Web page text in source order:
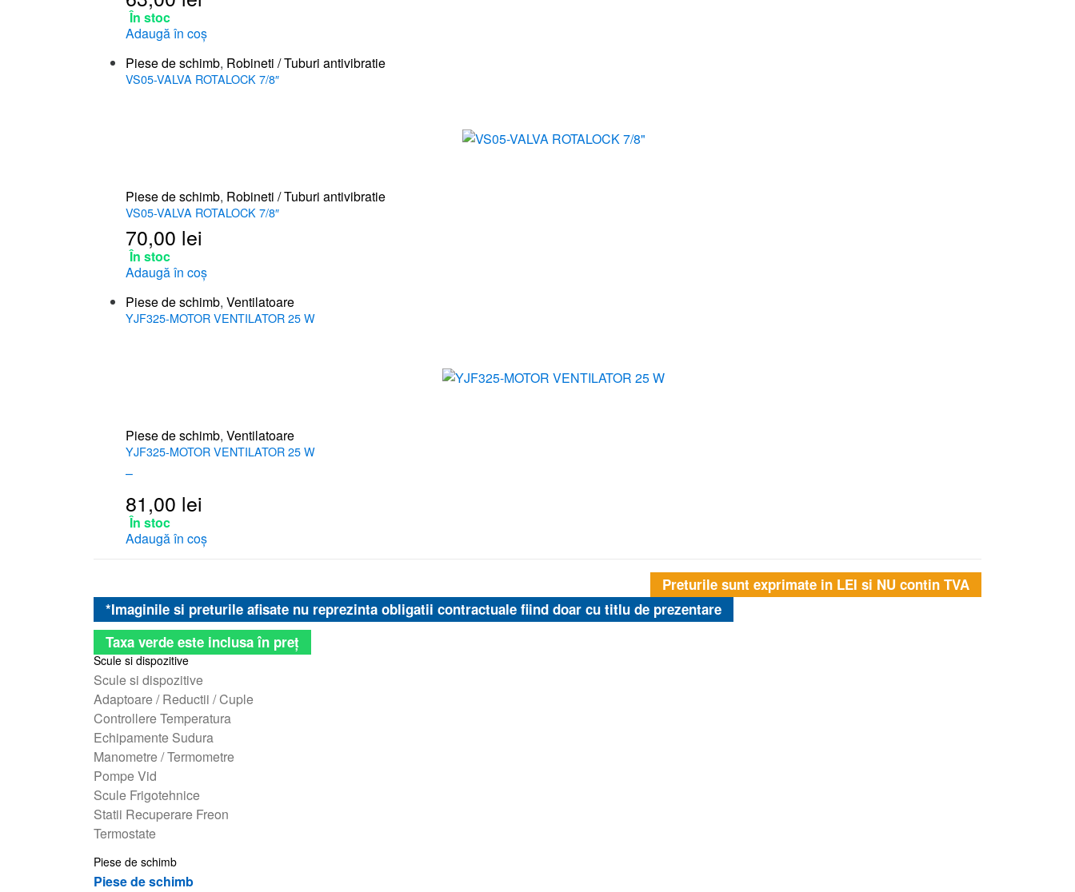
În stoc
Adaugă în coș
Piese de schimb, Robineti / Tuburi antivibratie
VS05-VALVA ROTALOCK 7/8″
Piese de schimb, Robineti / Tuburi antivibratie
VS05-VALVA ROTALOCK 7/8″
70,00 lei
În stoc
Adaugă în coș
Piese de schimb, Ventilatoare
YJF325-MOTOR VENTILATOR 25 W
Piese de schimb, Ventilatoare
YJF325-MOTOR VENTILATOR 25 W
–
81,00 lei
În stoc
Adaugă în coș
Preturile sunt exprimate in LEI si NU contin TVA
*Imaginile si preturile afisate nu reprezinta obligatii contractuale fiind doar cu titlu de prezentare
Taxa verde este inclusa în preț
Scule si dispozitive
Scule si dispozitive
Adaptoare / Reductii / Cuple
Controllere Temperatura
Echipamente Sudura
Manometre / Termometre
Pompe Vid
Scule Frigotehnice
Statii Recuperare Freon
Termostate
Piese de schimb
Piese de schimb